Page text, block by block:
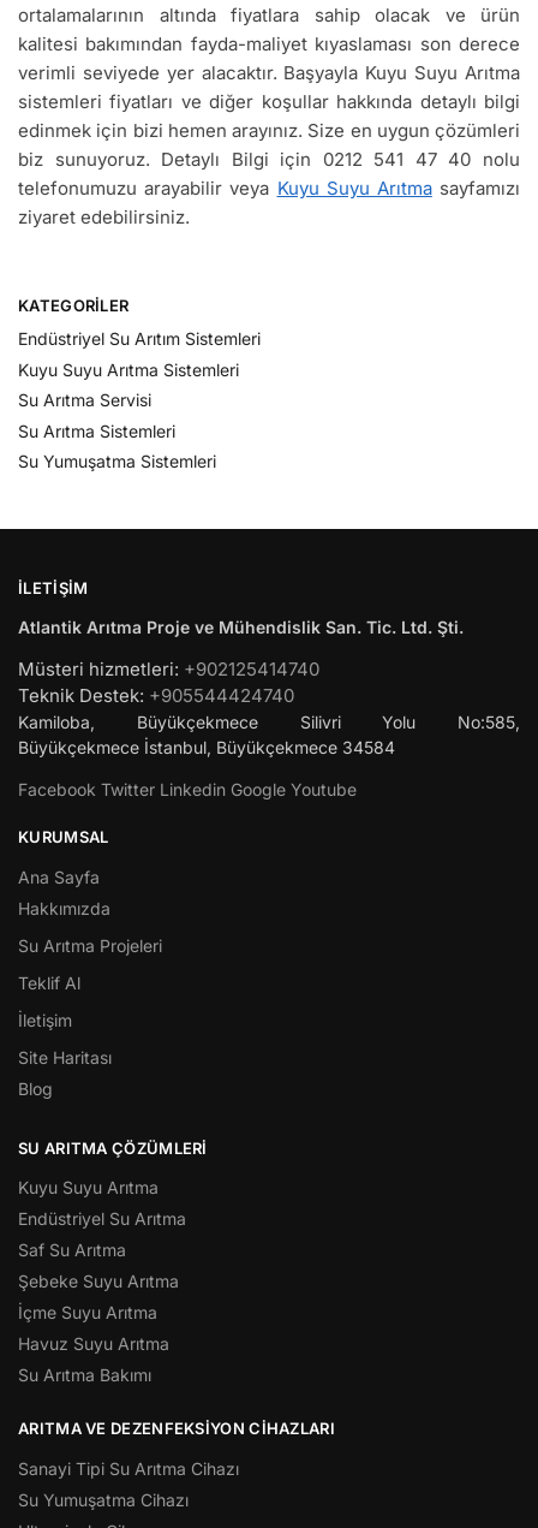
ortalamalarının altında fiyatlara sahip olacak ve ürün
kalitesi bakımından fayda-maliyet kıyaslaması son derece
verimli seviyede yer alacaktır. Başyayla Kuyu Suyu Arıtma
sistemleri fiyatları ve diğer koşullar hakkında detaylı bilgi
edinmek için bizi hemen arayınız. Size en uygun çözümleri
biz sunuyoruz. Detaylı Bilgi için 0212 541 47 40 nolu
telefonumuzu arayabilir veya Kuyu Suyu Arıtmasayfamızı
ziyaret edebilirsiniz.
KATEGORILER
Endüstriyel Su Arıtım Sistemleri
Kuyu Suyu Arıtma Sistemleri
Su Arıtma Servisi
Su Arıtma Sistemleri
Su Yumuşatma Sistemleri
İLETIŞIM
Atlantik Arıtma Proje ve Mühendislik San. Tic. Ltd. Şti.
Müsteri hizmetleri: +902125414740
Teknik Destek: +905544424740
Kamiloba, Büyükçekmece Silivri Yolu No:585,
Büyükçekmece İstanbul, Büyükçekmece 34584
Facebook Twitter Linkedin Google Youtube
KURUMSAL
Ana Sayfa
Hakkımızda
Su Arıtma Projeleri
Teklif Al
İletişim
Site Haritası
Blog
SU ARITMA ÇÖZÜMLERI
Kuyu Suyu Arıtma
Endüstriyel Su Arıtma
Saf Su Arıtma
Şebeke Suyu Arıtma
İçme Suyu Arıtma
Havuz Suyu Arıtma
Su Arıtma Bakımı
ARITMA VE DEZENFEKSIYON CIHAZLARI
Sanayi Tipi Su Arıtma Cihazı
Su Yumuşatma Cihazı